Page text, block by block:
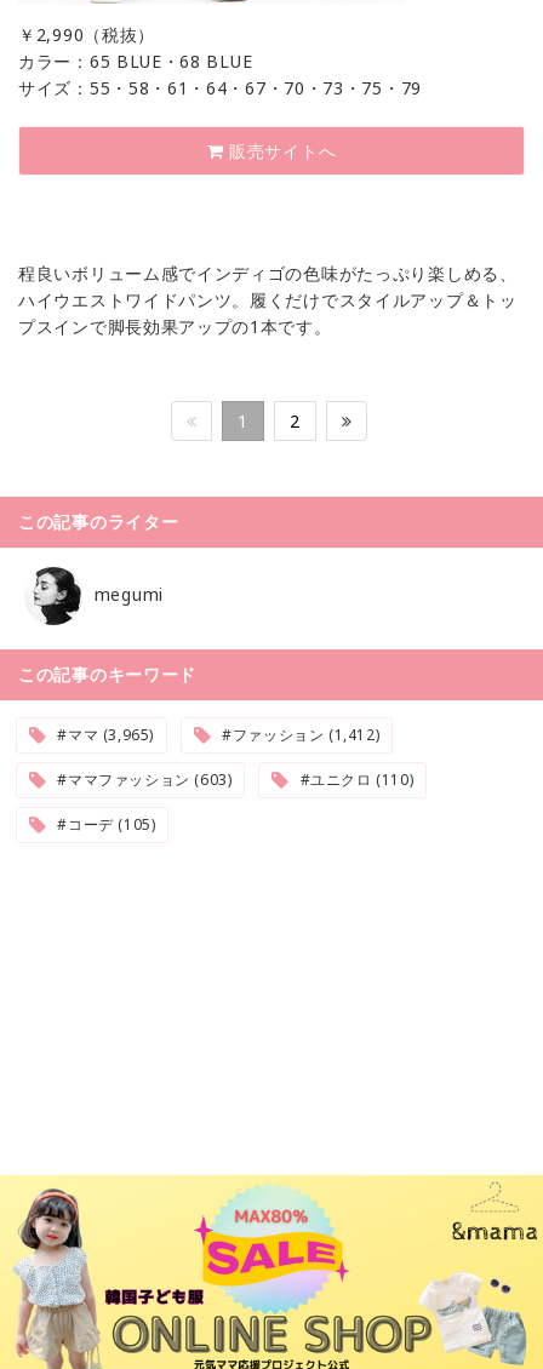
￥ 2,990（税抜）
カラー：65 BLUE・68 BLUE
サイズ：55・58・61・64・67・70・73・75・79
販売サイトへ
程良いボリューム感でインディゴの色味がたっぷり楽しめる、
ハイウエストワイドパンツ。履くだけでスタイルアップ＆トッ
プスインで脚長効果アップの1本です。
1 2
この記事のライター
megumi
この記事のキーワード
#ママ (3,965) #ファッション (1,412)
#ママファッション (603) #ユニクロ (110)
#コーデ (105)